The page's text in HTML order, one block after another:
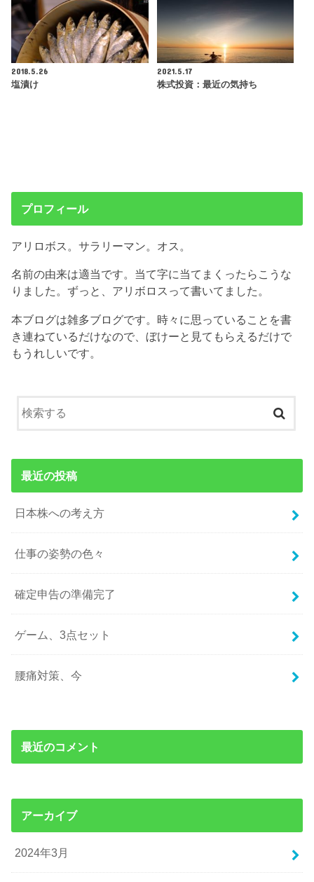
2018.5.26
塩漬け
2021.5.17
株式投資：最近の気持ち
プロフィール
アリロボス。サラリーマン。オス。
名前の由来は適当です。当て字に当てまくったらこうな
りました。ずっと、アリボロスって書いてました。
本ブログは雑多ブログです。時々に思っていることを書
き連ねているだけなので、ぼけーと見てもらえるだけで
もうれしいです。
最近の投稿
日本株への考え方
仕事の姿勢の色々
確定申告の準備完了
ゲーム、3点セット
腰痛対策、今
最近のコメント
アーカイブ
2024年3月